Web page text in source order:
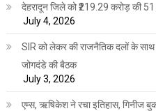
देहरादून जिले को ₹219.29 करोड़ की
July 4, 2026
SIR को लेकर की राजनैतिक दलों के साथ
जोगदंडे की बैठक
July 3, 2026
एम्स, ऋषिकेश ने रचा इतिहास, गिनीज